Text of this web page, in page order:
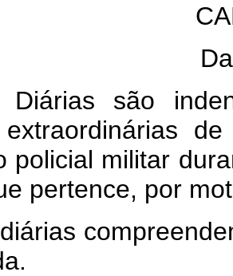
são
extraordinárias
policial militar
pertence, por